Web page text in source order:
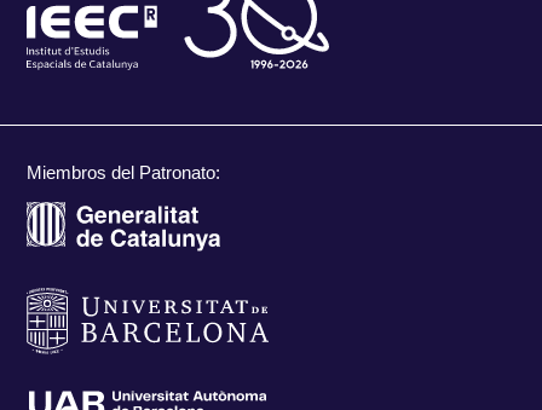
Miembros del Patronato: